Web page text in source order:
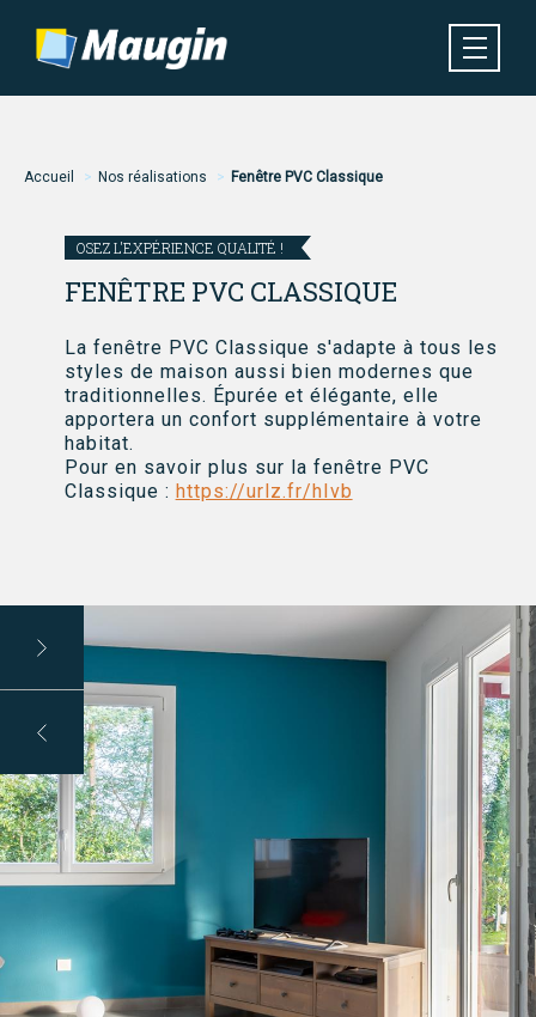
contenu
Fil
Accueil Nos réalisations Fenêtre PVC Classique
FENÊTRE PVC CLASSIQUE
OSEZ L'EXPÉRIENCE QUALITÉ !
La fenêtre PVC Classique s'adapte à tous les
styles de maison aussi bien modernes que
traditionnelles. Épurée et élégante, elle
apportera un confort supplémentaire à votre
habitat.
Pour en savoir plus sur la fenêtre PVC
Classique : https://urlz.fr/hIvb